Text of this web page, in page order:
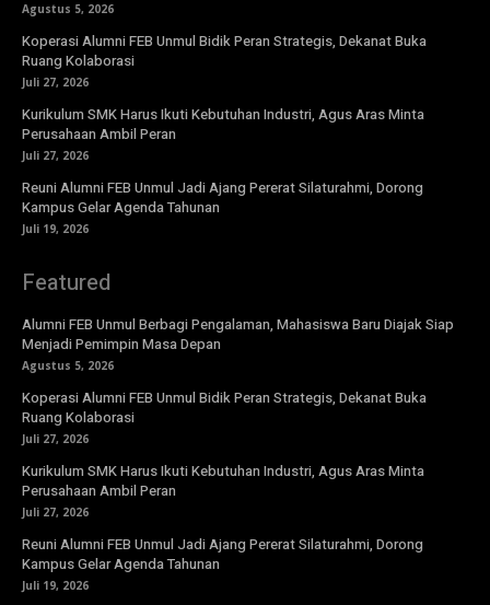
Agustus 5, 2026
Koperasi Alumni FEB Unmul Bidik Peran Strategis, Dekanat Buka
Ruang Kolaborasi
Juli 27, 2026
Kurikulum SMK Harus Ikuti Kebutuhan Industri, Agus Aras Minta
Perusahaan Ambil Peran
Juli 27, 2026
Reuni Alumni FEB Unmul Jadi Ajang Pererat Silaturahmi, Dorong
Kampus Gelar Agenda Tahunan
Juli 19, 2026
Featured
Alumni FEB Unmul Berbagi Pengalaman, Mahasiswa Baru Diajak Siap
Menjadi Pemimpin Masa Depan
Agustus 5, 2026
Koperasi Alumni FEB Unmul Bidik Peran Strategis, Dekanat Buka
Ruang Kolaborasi
Juli 27, 2026
Kurikulum SMK Harus Ikuti Kebutuhan Industri, Agus Aras Minta
Perusahaan Ambil Peran
Juli 27, 2026
Reuni Alumni FEB Unmul Jadi Ajang Pererat Silaturahmi, Dorong
Kampus Gelar Agenda Tahunan
Juli 19, 2026